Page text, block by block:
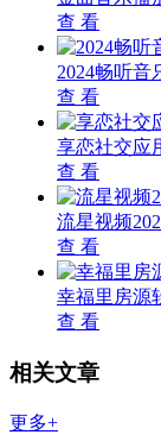
查 看
2024畅听音
查 看
享恋社交应
查 看
流星视频
查 看
幸福里房源
查 看
相关文章
更多+